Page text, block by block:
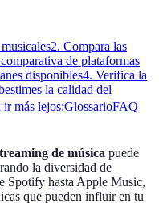
2. Compara las
de plataformas
disponibles4. Verifica la
la calidad del
ir más lejos:GlossarioFAQ
de música puede
la diversidad de
Spotify hasta Apple Music,
que pueden influir en tu